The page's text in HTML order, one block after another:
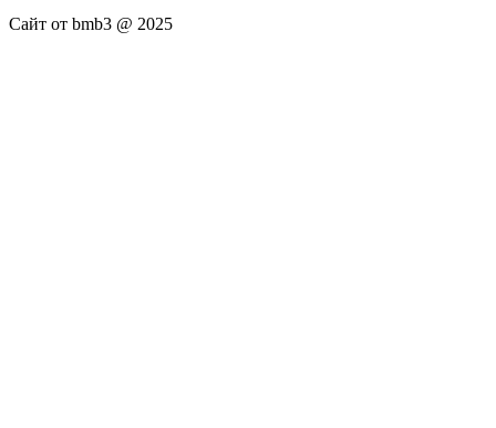
Сайт от bmb3 @ 2025